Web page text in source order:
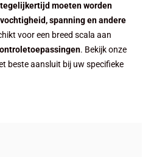
moeten worden
spanning en andere
voor een breed scala aan
. Bekijk onze
beste aansluit bij uw specifieke